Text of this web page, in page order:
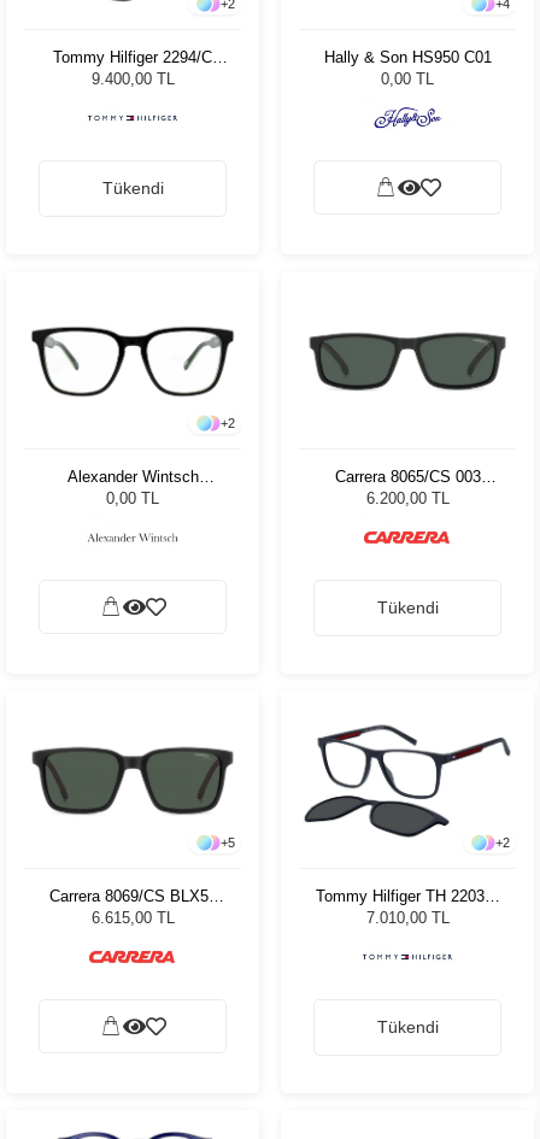
+2
Tommy Hilfiger 2294/C
PJP 52 16 86878 Kadın
9.400,00 TL
Tükendi
+4
Hally & Son HS950 C01
0,00 TL
+2
Alexander Wintsch
AW4128 C1
0,00 TL
Carrera 8065/CS 003
Unisex Güneş Gözlüğü
6.200,00 TL
Tükendi
+5
Carrera 8069/CS BLX53
Unisex Güneş Gözlüğü
6.615,00 TL
+2
Tommy Hilfiger TH 2203/C
8RU Erkek Güneş Gözlüğü
7.010,00 TL
Tükendi